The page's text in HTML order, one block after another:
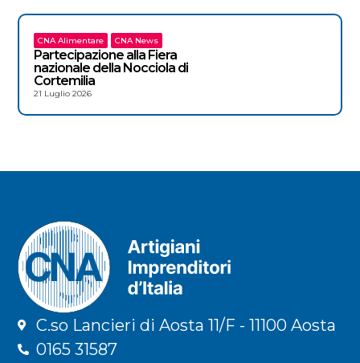
CNA Alimentare CNA News
Partecipazione alla Fiera
nazionale della Nocciola di
Cortemilia
21 Luglio 2026
C.so Lancieri di Aosta 11/F - 11100 Aosta
0165 31587